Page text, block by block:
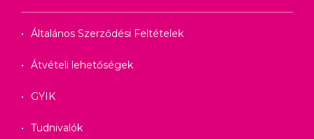
Általános Szerződési Feltételek
Átvételi lehetőségek
GYIK
Tudnivalók